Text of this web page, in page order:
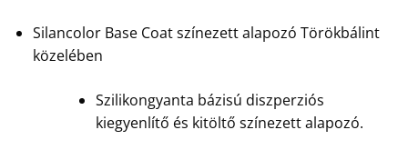
Silancolor Base Coat színezett alapozó Törökbálint
közelében
Szilikongyanta bázisú diszperziós
kiegyenlítő és kitöltő színezett alapozó.